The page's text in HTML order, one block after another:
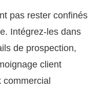
pas rester confinés
Intégrez-les dans
de prospection,
client
commercial